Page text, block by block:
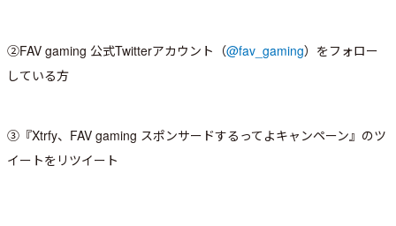
②FAV gaming 公式Twitterアカウント（@fav_gaming）をフォロー
している方
③『Xtrfy、FAV gaming スポンサードするってよキャンペーン』のツ
イートをリツイート